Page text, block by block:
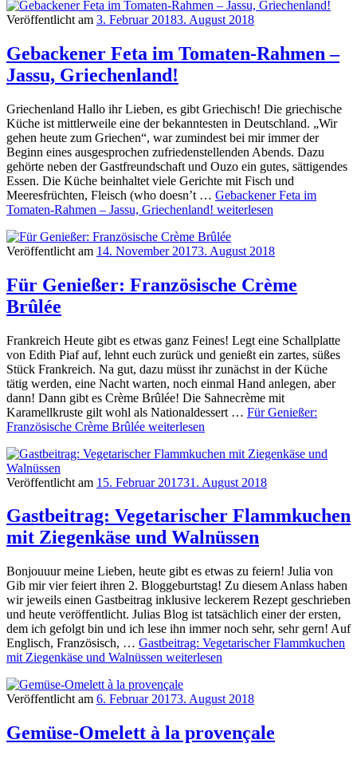
Veröffentlicht am 3. Februar 20183. August 2018
Gebackener Feta im Tomaten-Rahmen –
Jassu, Griechenland!
Griechenland Hallo ihr Lieben, es gibt Griechisch! Die griechische
Küche ist mittlerweile eine der bekanntesten in Deutschland. „Wir
gehen heute zum Griechen“, war zumindest bei mir immer der
Beginn eines ausgesprochen zufriedenstellenden Abends. Dazu
gehörte neben der Gastfreundschaft und Ouzo ein gutes, sättigendes
Essen. Die Küche beinhaltet viele Gerichte mit Fisch und
Meeresfrüchten, Fleisch (who doesn’t … Gebackener Feta im
Tomaten-Rahmen – Jassu, Griechenland! weiterlesen
Veröffentlicht am 14. November 20173. August 2018
Für Genießer: Französische Crème
Brûlée
Frankreich Heute gibt es etwas ganz Feines! Legt eine Schallplatte
von Edith Piaf auf, lehnt euch zurück und genießt ein zartes, süßes
Stück Frankreich. Na gut, dazu müsst ihr zunächst in der Küche
tätig werden, eine Nacht warten, noch einmal Hand anlegen, aber
dann! Dann gibt es Crème Brûlée! Die Sahnecrème mit
Karamellkruste gilt wohl als Nationaldessert … Für Genießer:
Französische Crème Brûlée weiterlesen
Veröffentlicht am 15. Februar 201731. August 2018
Gastbeitrag: Vegetarischer Flammkuchen
mit Ziegenkäse und Walnüssen
Bonjouuur meine Lieben, heute gibt es etwas zu feiern! Julia von
Gib mir vier feiert ihren 2. Bloggeburtstag! Zu diesem Anlass haben
wir jeweils einen Gastbeitrag inklusive leckerem Rezept geschrieben
und heute veröffentlicht. Julias Blog ist tatsächlich einer der ersten,
dem ich gefolgt bin und ich lese ihn immer noch sehr, sehr gern! Auf
Englisch, Französisch, … Gastbeitrag: Vegetarischer Flammkuchen
mit Ziegenkäse und Walnüssen weiterlesen
Veröffentlicht am 6. Februar 20173. August 2018
Gemüse-Omelett à la provençale